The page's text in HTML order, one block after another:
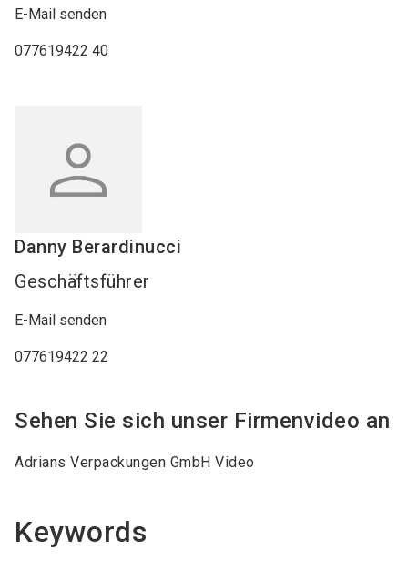
E-Mail senden
077619422 40
Danny Berardinucci
Geschäftsführer
E-Mail senden
077619422 22
Sehen Sie sich unser Firmenvideo an
Adrians Verpackungen GmbH Video
Keywords